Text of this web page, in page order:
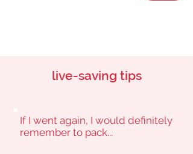
live-saving tips
If I went again, I would definitely
remember to pack...